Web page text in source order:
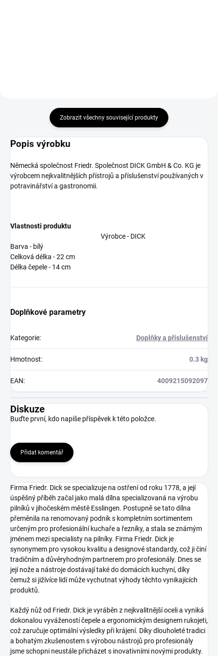
Zobrazit všechny související produkty
Popis výrobku
Německá společnost Friedr. Společnost DICK GmbH & Co. KG je
výrobcem nejkvalitnějších přístrojů a příslušenství používaných v
potravinářství a gastronomii.
Vlastnosti produktu
Výrobce - DICK
Barva - bílý
Celková délka - 22 cm
Délka čepele - 14 cm
Doplňkové parametry
Kategorie: Doplňky a příslušenství
Hmotnost: 0.3 kg
EAN: 4009215092097
Diskuze
Buďte první, kdo napíše příspěvek k této položce.
Přidat komentář
Firma Friedr. Dick se specializuje na ostření od roku 1778, a její
úspěšný příběh začal jako malá dílna specializovaná na výrobu
pilníků v jihočeském městě Esslingen. Postupně se tato dílna
přeměnila na renomovaný podnik s kompletním sortimentem
určeným pro profesionální kuchaře a řezníky, a stala se známým
jménem mezi specialisty na pilníky. Firma Friedr. Dick je
synonymem pro vysokou kvalitu a designové standardy, což ji činí
tradičním a důvěryhodným partnerem pro profesionály. Dnes se
její nože a nástroje dostávají také do domácích kuchyní, díky
čemuž si jižívíce lidí může vychutnat výhody těchto vynikajících
produktů.
Každý nůž od Friedr. Dick je vyráběn z nejkvalitnější oceli a vyniká
dokonalou vyvážeností čepele a ergonomickým designem rukojeti,
což zaručuje optimální výsledky při krájení. Díky dlouholeté tradici
a bohatým zkušenostem s výrobou nástrojů pro profesionály
jsme schopni neustále přicházet s inovativními novými produkty.